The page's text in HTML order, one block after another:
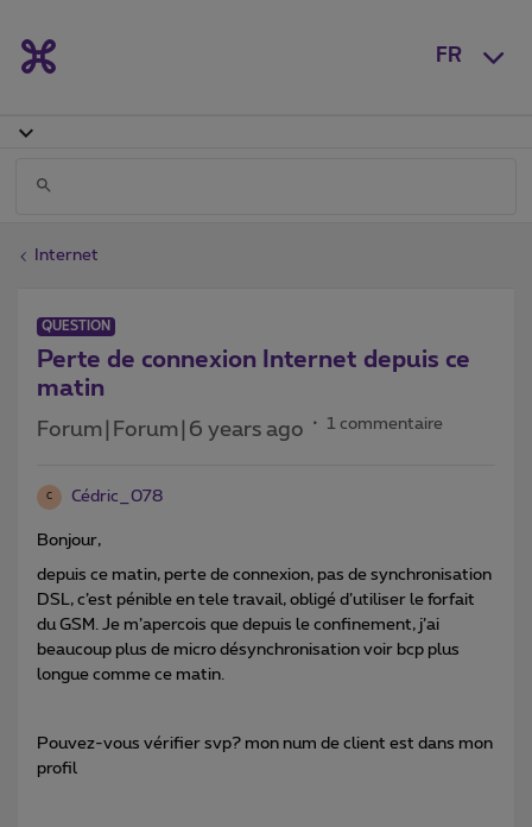
FR
Internet
QUESTION
Perte de connexion Internet depuis ce
matin
Forum|Forum|6 years ago 1 commentaire
C Cédric_078
Bonjour,
depuis ce matin, perte de connexion, pas de synchronisation
DSL, c’est pénible en tele travail, obligé d’utiliser le forfait
du GSM. Je m’apercois que depuis le confinement, j’ai
beaucoup plus de micro désynchronisation voir bcp plus
longue comme ce matin.
Pouvez-vous vérifier svp? mon num de client est dans mon
profil